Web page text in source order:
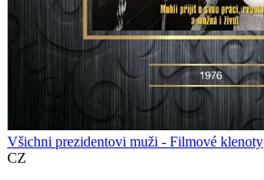
Všichni prezidentovi muži - Filmové klenoty
CZ